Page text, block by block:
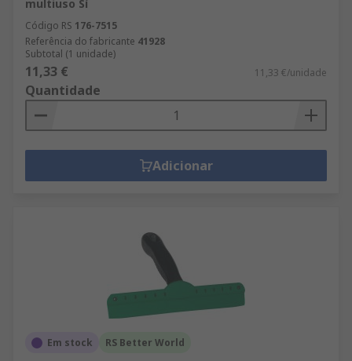
multiuso Sí
Código RS 176-7515
Referência do fabricante 41928
Subtotal (1 unidade)
11,33 € 11,33 €/unidade
Quantidade
Adicionar
Em stock RS Better World